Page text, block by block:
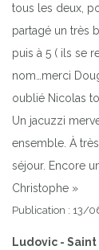
tous les deux,
partagé un très
puis à 5 ( ils se
nom…merci
oublié Nicolas
Un jacuzzi
ensemble. À
séjour. Encore
Christophe »
Publication : 13/
Ludovic -